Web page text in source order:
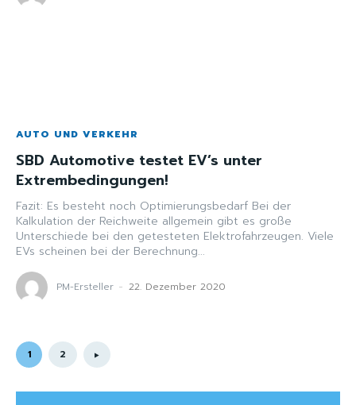
AUTO UND VERKEHR
SBD Automotive testet EV’s unter
Extrembedingungen!
Fazit: Es besteht noch Optimierungsbedarf Bei der
Kalkulation der Reichweite allgemein gibt es große
Unterschiede bei den getesteten Elektrofahrzeugen. Viele
EVs scheinen bei der Berechnung...
PM-Ersteller - 22. Dezember 2020
1 2